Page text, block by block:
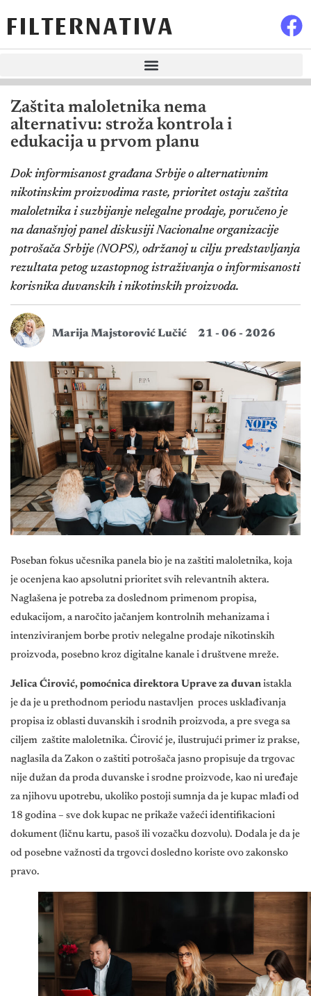
FILTERNATIVA
Zaštita maloletnika nema
alternativu: stroža kontrola i
edukacija u prvom planu
Dok informisanost građana Srbije o alternativnim
nikotinskim proizvodima raste, prioritet ostaju zaštita
maloletnika i suzbijanje nelegalne prodaje, poručeno je
na današnjoj panel diskusiji Nacionalne organizacije
potrošača Srbije (NOPS), održanoj u cilju predstavljanja
rezultata petog uzastopnog istraživanja o informisanosti
korisnika duvanskih i nikotinskih proizvoda.
Marija Majstorović Lučić 21 - 06 - 2026
Poseban fokus učesnika panela bio je na zaštiti maloletnika, koja
je ocenjena kao apsolutni prioritet svih relevantnih aktera.
Naglašena je potreba za doslednom primenom propisa,
edukacijom, a naročito jačanjem kontrolnih mehanizama i
intenziviranjem borbe protiv nelegalne prodaje nikotinskih
proizvoda, posebno kroz digitalne kanale i društvene mreže.
Jelica Ćirović, pomoćnica direktora Uprave za duvan istakla
je da je u prethodnom periodu nastavljen proces usklađivanja
propisa iz oblasti duvanskih i srodnih proizvoda, a pre svega sa
ciljem zaštite maloletnika. Ćirović je, ilustrujući primer iz prakse,
naglasila da Zakon o zaštiti potrošača jasno propisuje da trgovac
nije dužan da proda duvanske i srodne proizvode, kao ni uređaje
za njihovu upotrebu, ukoliko postoji sumnja da je kupac mlađi od
18 godina – sve dok kupac ne prikaže važeći identifikacioni
dokument (ličnu kartu, pasoš ili vozačku dozvolu). Dodala je da je
od posebne važnosti da trgovci dosledno koriste ovo zakonsko
pravo.